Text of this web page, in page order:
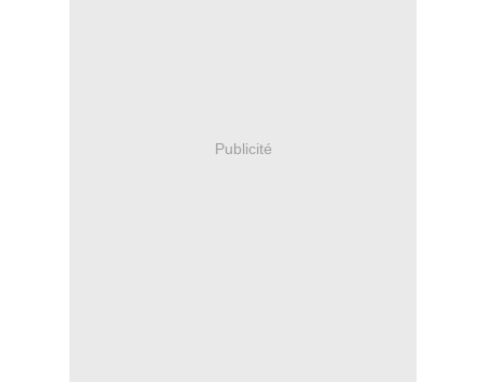
Publicité